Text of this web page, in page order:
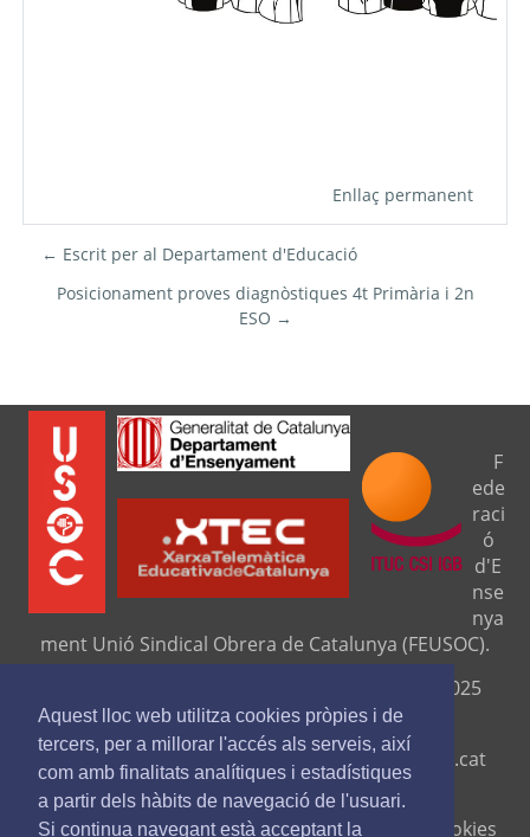
Aquest lloc web utilitza cookies pròpies i de
tercers, per a millorar l'accés als serveis, així
com amb finalitats analítiques i estadístiques
a partir dels hàbits de navegació de l'usuari.
Si continua navegant està acceptant la
Enllaç permanent
← Escrit per al Departament d'Educació
Posicionament proves diagnòstiques 4t Primària i 2n
ESO →
F
ede
raci
ó
d'E
nse
nya
ment Unió Sindical Obrera de Catalunya (FEUSOC).
Seu central: C/ Travessera de Gràcia, 276 (08025
Barcelona).
Telf. 93 329 8111. Fax. 9329 84 16www.feusoc.cat
feusoc@feusoc.cat
Avís legal- Política de privacitat- Política de cookies